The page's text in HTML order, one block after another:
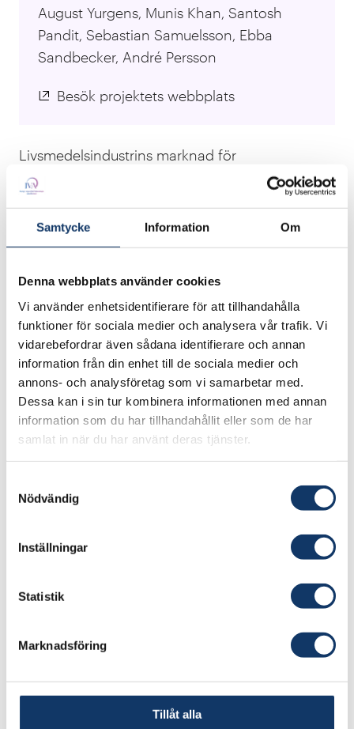
Samtycke Information Om
Denna webbplats använder cookies
Vi använder enhetsidentifierare för att tillhandahålla
funktioner för sociala medier och analysera vår trafik. Vi
vidarebefordrar även sådana identifierare och annan
information från din enhet till de sociala medier och
annons- och analysföretag som vi samarbetar med.
Dessa kan i sin tur kombinera informationen med annan
information som du har tillhandahållit eller som de har
samlat in när du har använt deras tjänster.
Nödvändig
Inställningar
Statistik
Marknadsföring
Tillåt alla
August Yurgens, Munis Khan, Santosh
Pandit, Sebastian Samuelsson, Ebba
Sandbecker, André Persson
Besök projektets webbplats
Livsmedelsindustrins marknad för
patogenupptäckt är nästan 22 miljarder dollar
men saknar tillförlitliga snabba testmetoder.
Kärnan i våra sensorer, en grafen-
fälteffekttransistor, ändrar lätt sitt elektriska
ämnen på dess yta. Genom att fästa biologiska
receptorer på grafenet blir motståndsändringen
specifik för målämnet, vilket möjliggör tillförlitlig
patogenupptäckt.
Vår patentsökta teknik erbjuder en skalbar,
prisvärd sensorframställningsprocess som
potentiellt kan ersätta de flesta nuvarande
pneumoniae i laboratoriet och kommer snart att
kunder i denna bransch är mycket entusiastiska
deras snabba testkapacitet.